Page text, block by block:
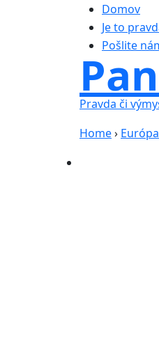
Domov
Je to
Pošlite
Pravda či
Home› Európa